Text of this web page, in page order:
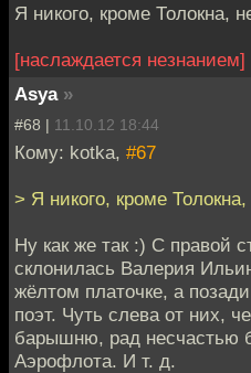
Я никого, кроме Толокна,
[наслаждается незнанием]
Asya »
#68 | 11.10.12 18:44
Кому: kotka, #67
> Я никого, кроме
Ну как же так :) С правой
склонилась Валерия
жёлтом платочке, а
поэт. Чуть слева от них,
барышню, рад несчастью
Аэрофлота. И т. д.